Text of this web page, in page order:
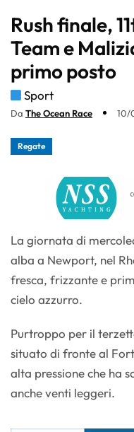
Rush finale,
Team e
primo posto
Sport
Da The Ocean Race 10/
Regate
La giornata di
alba a Newport, nel
fresca, frizzante e
cielo azzurro.
Purtroppo per il
situato di fronte al
alta pressione che ha
anche venti leggeri.